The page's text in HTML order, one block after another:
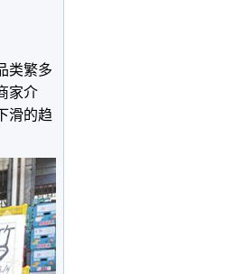
类繁多
家介
滑的趋